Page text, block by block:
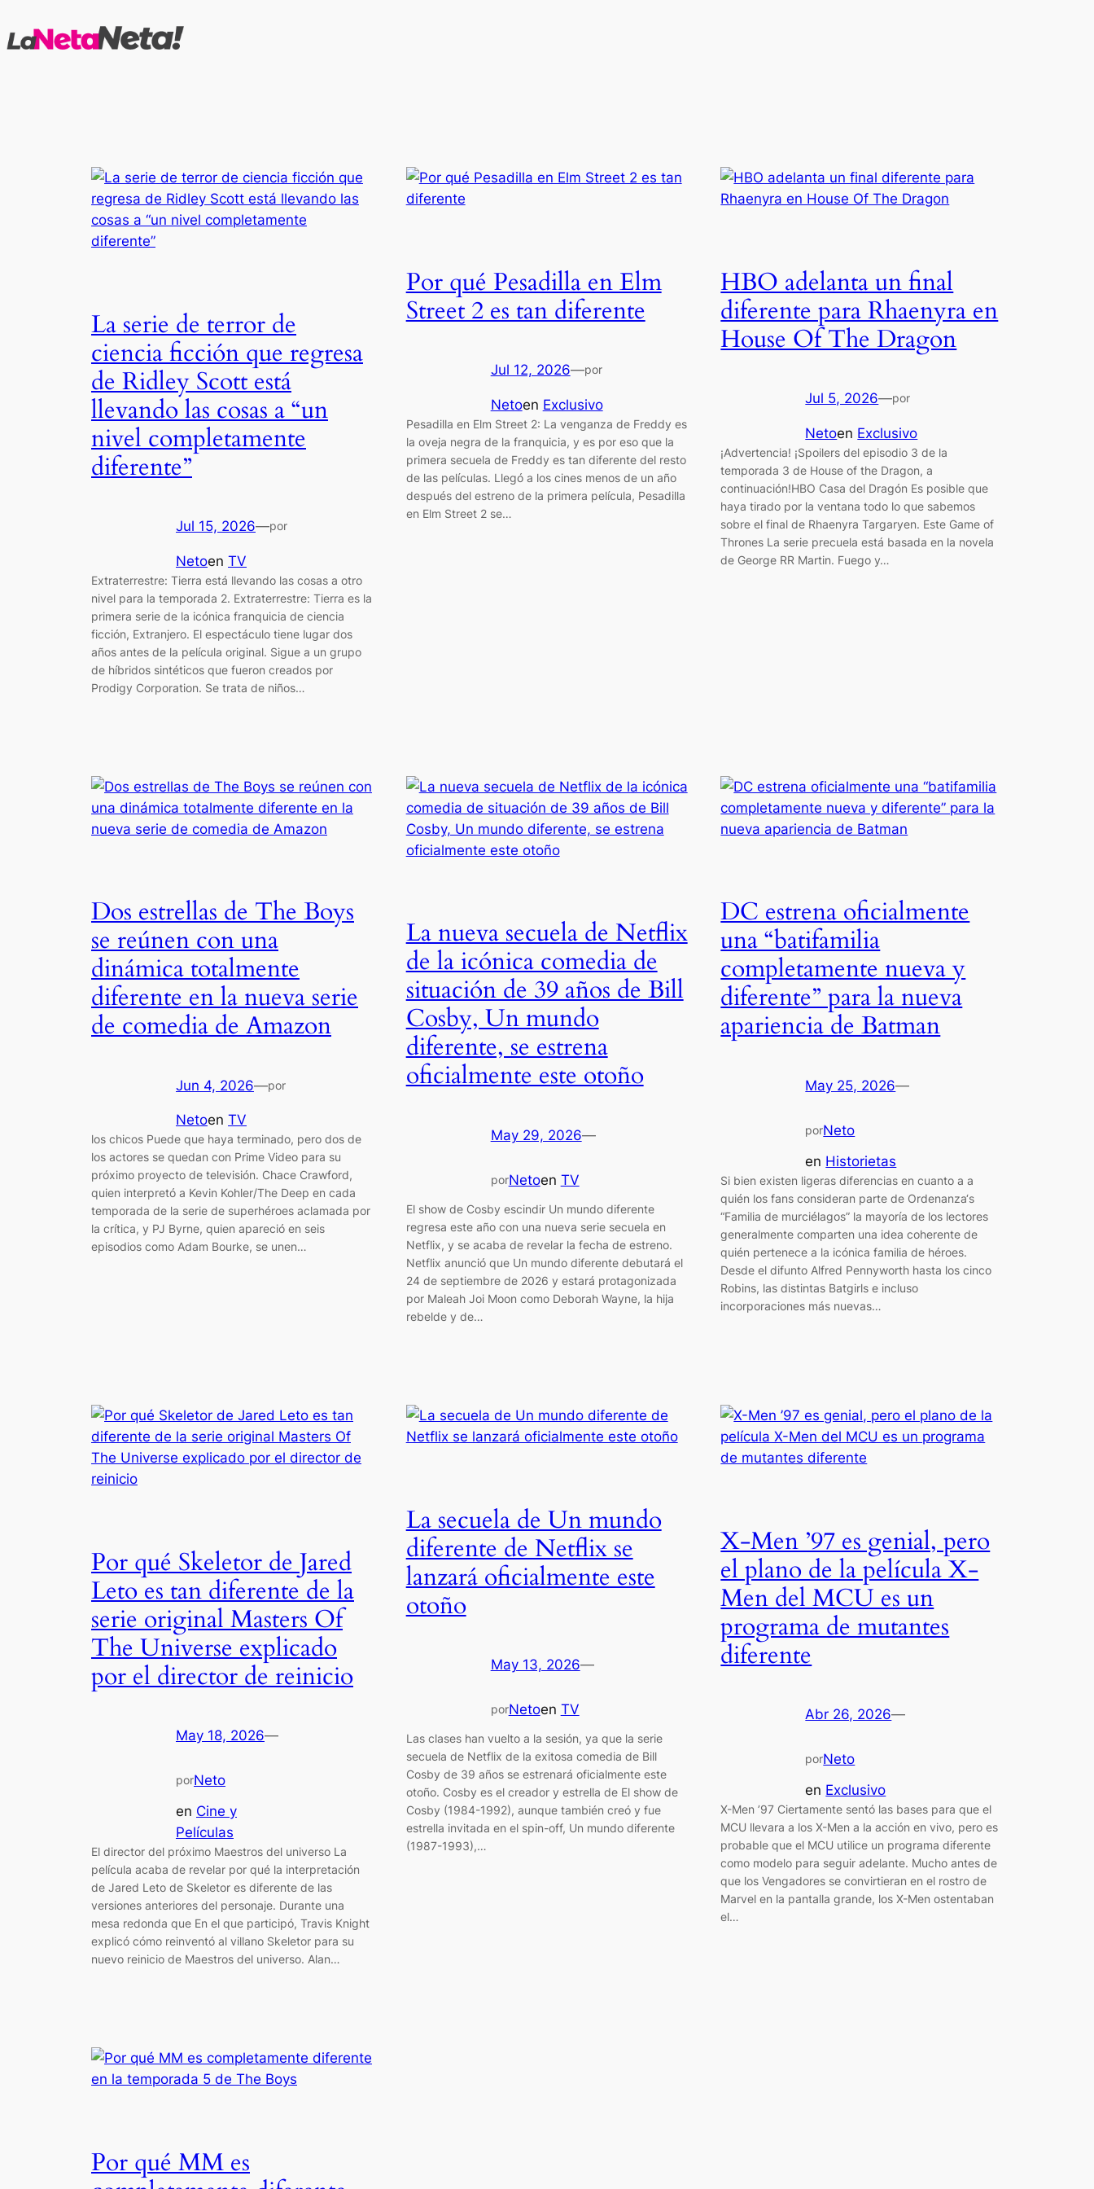
al
La serie de terror de
ciencia ficción que regresa
de Ridley Scott está
llevando las cosas a “un
nivel completamente
diferente”
Jul 15, 2026—por
Netoen TV
Extraterrestre: Tierra está llevando las cosas a otro
nivel para la temporada 2. Extraterrestre: Tierra es la
primera serie de la icónica franquicia de ciencia
ficción, Extranjero. El espectáculo tiene lugar dos
años antes de la película original. Sigue a un grupo
de híbridos sintéticos que fueron creados por
Prodigy Corporation. Se trata de niños…
Por qué Pesadilla en Elm
Street 2 es tan diferente
Jul 12, 2026—por
Netoen Exclusivo
Pesadilla en Elm Street 2: La venganza de Freddy es
la oveja negra de la franquicia, y es por eso que la
primera secuela de Freddy es tan diferente del resto
de las películas. Llegó a los cines menos de un año
después del estreno de la primera película, Pesadilla
en Elm Street 2 se…
HBO adelanta un final
diferente para Rhaenyra en
House Of The Dragon
Jul 5, 2026—por
Netoen Exclusivo
¡Advertencia! ¡Spoilers del episodio 3 de la
temporada 3 de House of the Dragon, a
continuación!HBO Casa del Dragón Es posible que
haya tirado por la ventana todo lo que sabemos
sobre el final de Rhaenyra Targaryen. Este Game of
Thrones La serie precuela está basada en la novela
de George RR Martin. Fuego y…
Dos estrellas de The Boys
se reúnen con una
dinámica totalmente
diferente en la nueva serie
de comedia de Amazon
Jun 4, 2026—por
Netoen TV
los chicos Puede que haya terminado, pero dos de
los actores se quedan con Prime Video para su
próximo proyecto de televisión. Chace Crawford,
quien interpretó a Kevin Kohler/The Deep en cada
temporada de la serie de superhéroes aclamada por
la crítica, y PJ Byrne, quien apareció en seis
episodios como Adam Bourke, se unen…
La nueva secuela de Netflix
de la icónica comedia de
situación de 39 años de Bill
Cosby, Un mundo
diferente, se estrena
oficialmente este otoño
May 29, 2026—
porNetoen TV
El show de Cosby escindir Un mundo diferente
regresa este año con una nueva serie secuela en
Netflix, y se acaba de revelar la fecha de estreno.
Netflix anunció que Un mundo diferente debutará el
24 de septiembre de 2026 y estará protagonizada
por Maleah Joi Moon como Deborah Wayne, la hija
rebelde y de…
DC estrena oficialmente
una “batifamilia
completamente nueva y
diferente” para la nueva
apariencia de Batman
May 25, 2026—
porNeto
en Historietas
Si bien existen ligeras diferencias en cuanto a a
quién los fans consideran parte de Ordenanza‘s
“Familia de murciélagos” la mayoría de los lectores
generalmente comparten una idea coherente de
quién pertenece a la icónica familia de héroes.
Desde el difunto Alfred Pennyworth hasta los cinco
Robins, las distintas Batgirls e incluso
incorporaciones más nuevas…
Por qué Skeletor de Jared
Leto es tan diferente de la
serie original Masters Of
The Universe explicado
por el director de reinicio
May 18, 2026—
porNeto
en Cine y
Películas
El director del próximo Maestros del universo La
película acaba de revelar por qué la interpretación
de Jared Leto de Skeletor es diferente de las
versiones anteriores del personaje. Durante una
mesa redonda que En el que participó, Travis Knight
explicó cómo reinventó al villano Skeletor para su
nuevo reinicio de Maestros del universo. Alan…
La secuela de Un mundo
diferente de Netflix se
lanzará oficialmente este
otoño
May 13, 2026—
porNetoen TV
Las clases han vuelto a la sesión, ya que la serie
secuela de Netflix de la exitosa comedia de Bill
Cosby de 39 años se estrenará oficialmente este
otoño. Cosby es el creador y estrella de El show de
Cosby (1984-1992), aunque también creó y fue
estrella invitada en el spin-off, Un mundo diferente
(1987-1993),…
X-Men ’97 es genial, pero
el plano de la película X-
Men del MCU es un
programa de mutantes
diferente
Abr 26, 2026—
porNeto
en Exclusivo
X-Men ’97 Ciertamente sentó las bases para que el
MCU llevara a los X-Men a la acción en vivo, pero es
probable que el MCU utilice un programa diferente
como modelo para seguir adelante. Mucho antes de
que los Vengadores se convirtieran en el rostro de
Marvel en la pantalla grande, los X-Men ostentaban
el…
Por qué MM es